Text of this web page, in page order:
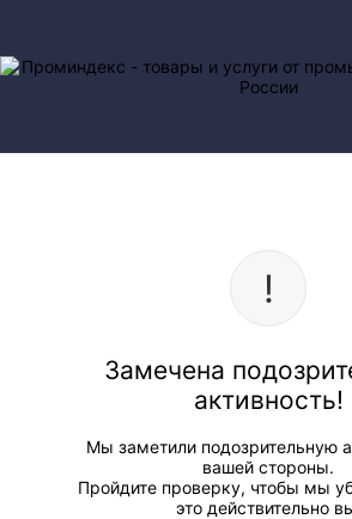
Замечена
активность!
Мы заметили подозрительную
вашей стороны.
Пройдите проверку, чтобы мы
это действительно